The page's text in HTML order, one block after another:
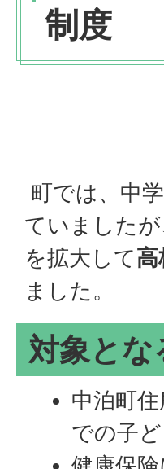
制度
町では、中
ていました
を拡大して
ました。
対象とな
中泊町
での子ど